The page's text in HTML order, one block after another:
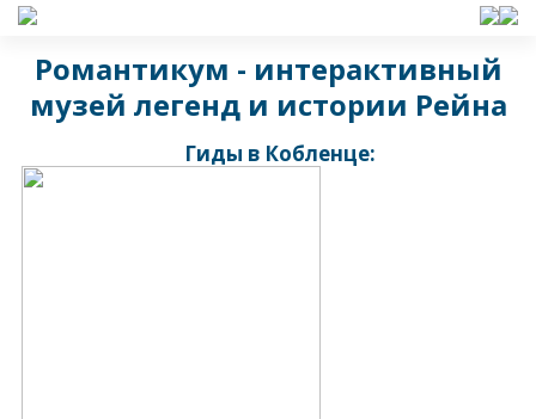
Романтикум - интерактивный
музей легенд и истории Рейна
Гиды в Кобленце: